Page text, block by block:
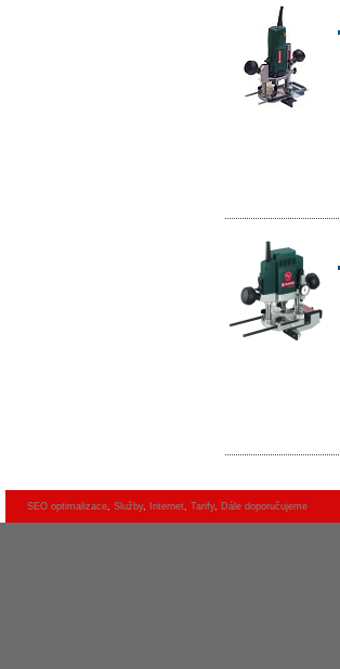
SEO optimalizace Služby, Internet Tarify, Dále doporučujeme